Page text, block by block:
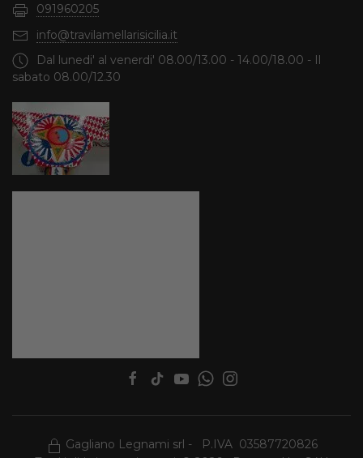
091960205
info@travilamellarisicilia.it
Dal lunedi' al venerdi' 08.00/13.00 - 14.00/18.00 - Il
sabato 08.00/12.30
Gagliano Legnami srl - P.IVA 03587720826